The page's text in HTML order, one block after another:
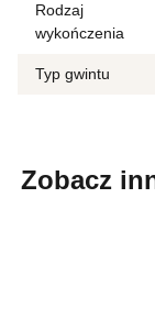
Rodzaj
wykończenia
Typ gwintu
Zobacz